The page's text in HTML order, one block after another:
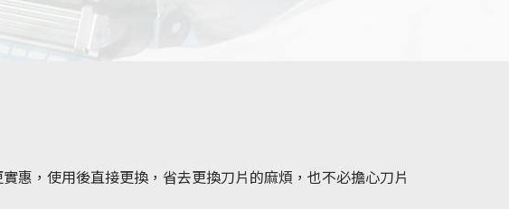
惠，使用後直接更換，省去更換刀片的麻煩，也不必擔心刀片